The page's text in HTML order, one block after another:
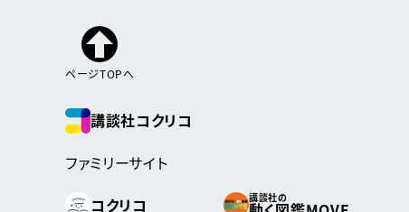
ページTOPへ
講談社コクリコ
ファミリーサイト
コクリコ
講談社の